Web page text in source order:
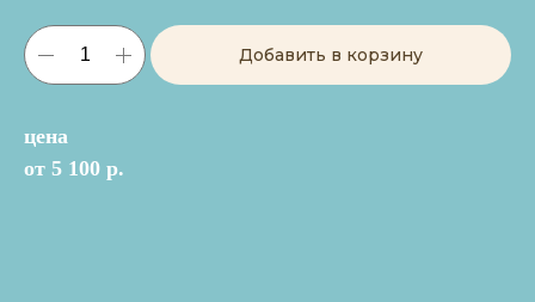
Добавить в корзину
цена
от 5 100 р.